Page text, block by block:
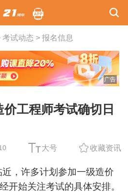
考试动态 > 报名信息
广告
工程师考试确切日
大号 收藏资讯
，许多计划参加一级造价
开始关注考试的具体安排。